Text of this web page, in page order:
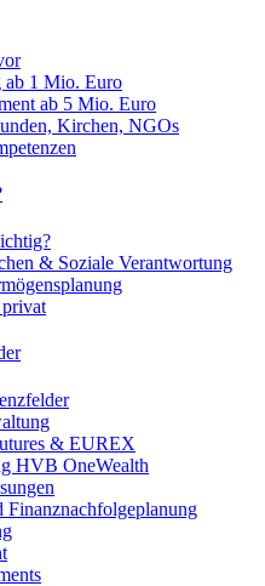
ab 1 Mio. Euro
ab 5 Mio. Euro
Kirchen, NGOs
& Soziale Verantwortung
& EUREX
HVB OneWealth
Finanznachfolgeplanung